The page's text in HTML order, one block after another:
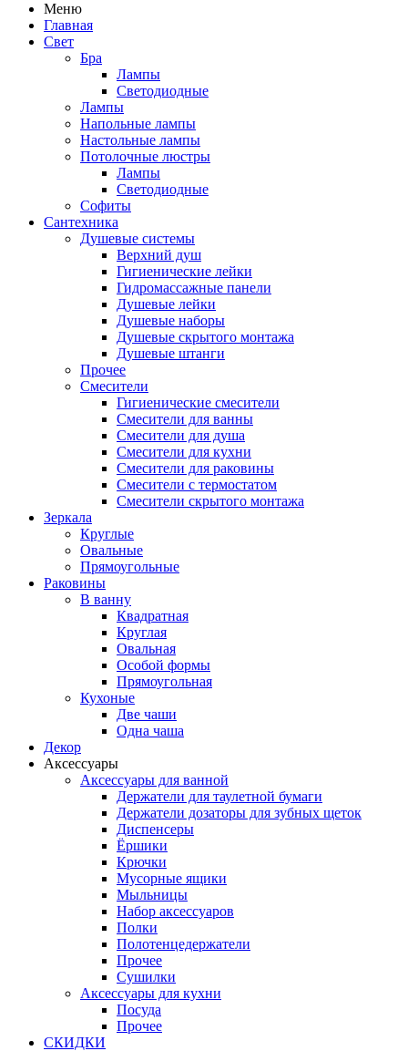
Меню
Главная
Свет
Бра
Лампы
Светодиодные
Лампы
Напольные лампы
Настольные лампы
Потолочные люстры
Лампы
Светодиодные
Софиты
Сантехника
Душевые системы
Верхний душ
Гигиенические лейки
Гидромассажные панели
Душевые лейки
Душевые наборы
Душевые скрытого монтажа
Душевые штанги
Прочее
Смесители
Гигиенические смесители
Смесители для ванны
Смесители для душа
Смесители для кухни
Смесители для раковины
Смесители с термостатом
Смесители скрытого монтажа
Зеркала
Круглые
Овальные
Прямоугольные
Раковины
В ванну
Квадратная
Круглая
Овальная
Особой формы
Прямоугольная
Кухоные
Две чаши
Одна чаша
Декор
Аксессуары
Аксессуары для ванной
Держатели для таулетной бумаги
Держатели дозаторы для зубных щеток
Диспенсеры
Ёршики
Крючки
Мусорные ящики
Мыльницы
Набор аксессуаров
Полки
Полотенцедержатели
Прочее
Сушилки
Аксессуары для кухни
Посуда
Прочее
СКИДКИ